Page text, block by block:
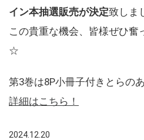
イン本抽選販売が決定致しま
この貴重な機会、皆様ぜひ奮
☆
第3巻は8P小冊子付きとらの
詳細はこちら！
2024.12.20